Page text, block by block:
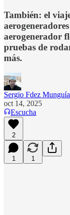
También: el
aerogenerador
pruebas de
más.
Sergio Fdez Munguía
oct 14, 2025
Escucha
2
1 1